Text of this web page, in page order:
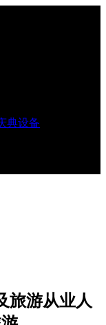
典设备
旅游从业人